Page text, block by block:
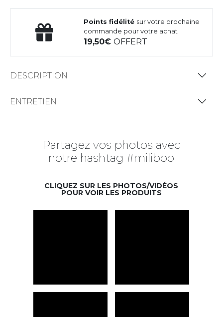
Points fidélité sur votre prochaine
commande pour votre achat
19,50OFFERT
DESCRIPTION
ENTRETIEN
Partagez vos photos avec
notre hashtag #miliboo
CLIQUEZ SUR LES PHOTOS/VIDÉOS
POUR VOIR LES PRODUITS